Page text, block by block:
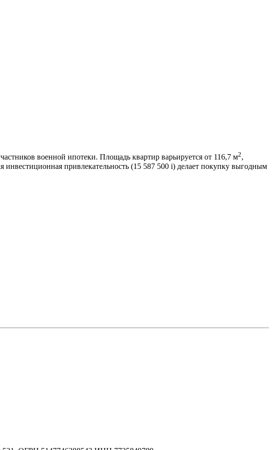
военной ипотеки. Площадь квартир варьируется от 116,7 м2,
привлекательность (15 587 500 i) делает покупку выгодным